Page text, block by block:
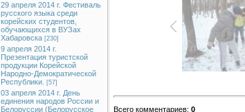
29 апреля 2014 г. Фестиваль
русского языка среди
корейских студентов,
обучающихся в ВУЗах
Хабаровска [230]
9 апреля 2014 г.
Презентация туристской
продукции Корейской
Народно-Демократической
Республики.
[57]
03 апреля 2014 г. День
единения народов России и
Белоруссии (Белорусское
Всего комментариев: 0